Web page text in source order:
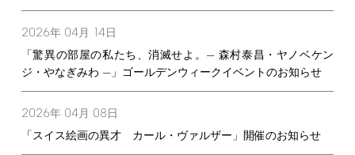
2026年 04月 14日
「驚異の部屋の私たち、消滅せよ。— 森村泰昌・ヤノベケン
ジ・やなぎみわ —」ゴールデンウィークイベントのお知らせ
2026年 04月 08 日
「スイス絵画の異才 カール・ヴァルザー」開催のお知らせ